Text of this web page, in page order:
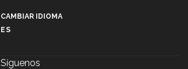
CAMBIAR IDIOMA
ES
Síguenos